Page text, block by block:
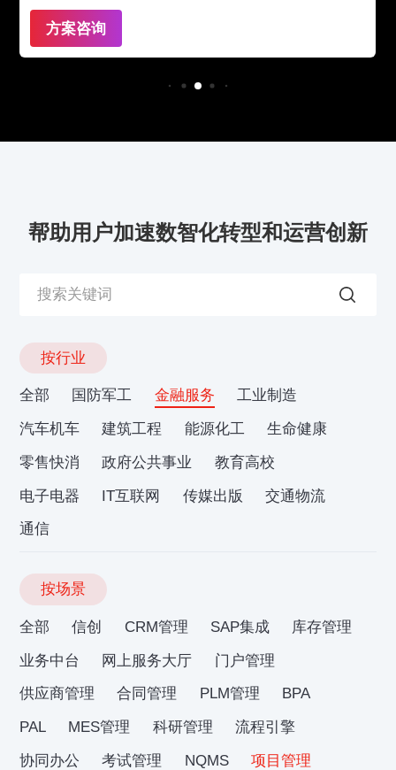
方案咨询
帮助用户加速数智化转型和运营创新
按行业
全部 国防军工 金融服务
工业制造
汽车机车
建筑工程 能源化工
生命健康
零售快消
政府公共事业
教育高校
电子电器
IT互联网 传媒出版
交通物流
通信
按场景
全部 信创 CRM管理 SAP集成
库存管理
业务中台
网上服务大厅
门户管理
供应商管理
合同管理 PLM管理
BPA
PAL
MES管理 科研管理
流程引擎
协同办公
考试管理 NQMS
项目管理